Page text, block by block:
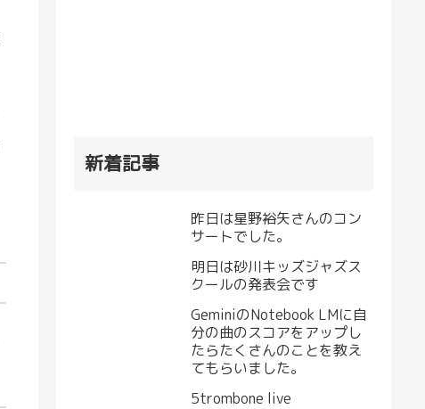
新着記事
昨日は星野裕矢さんのコン
サートでした。
明日は砂川キッズジャズス
クールの発表会です
GeminiのNotebook LMに自
分の曲のスコアをアップし
たらたくさんのことを教え
てもらいました。
5trombone live